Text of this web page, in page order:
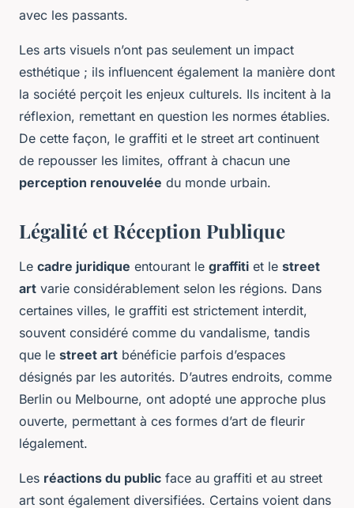
avec les passants.
Les arts visuels n’ont pas seulement un impact
esthétique ; ils influencent également la manière dont
la société perçoit les enjeux culturels. Ils incitent à la
réflexion, remettant en question les normes établies.
De cette façon, le graffiti et le street art continuent
de repousser les limites, offrant à chacun une
perception renouvelée du monde urbain.
Légalité et Réception Publique
Le cadre juridique entourant le graffiti et le street
art varie considérablement selon les régions. Dans
certaines villes, le graffiti est strictement interdit,
souvent considéré comme du vandalisme, tandis
que le street art bénéficie parfois d’espaces
désignés par les autorités. D’autres endroits, comme
Berlin ou Melbourne, ont adopté une approche plus
ouverte, permettant à ces formes d’art de fleurir
légalement.
Les réactions du public face au graffiti et au street
art sont également diversifiées. Certains voient dans